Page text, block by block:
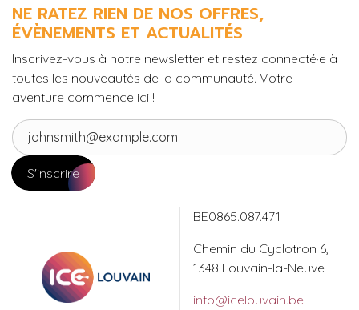
NE RATEZ RIEN DE NOS OFFRES,
ÉVÈNEMENTS ET ACTUALITÉS
Inscrivez-vous à notre newsletter et restez connecté·e à
toutes les nouveautés de la communauté. Votre
aventure commence ici !
S'inscrire
BE0865.087.471
Chemin du Cyclotron 6,
1348 Louvain-la-Neuve
info@icelouvain.be